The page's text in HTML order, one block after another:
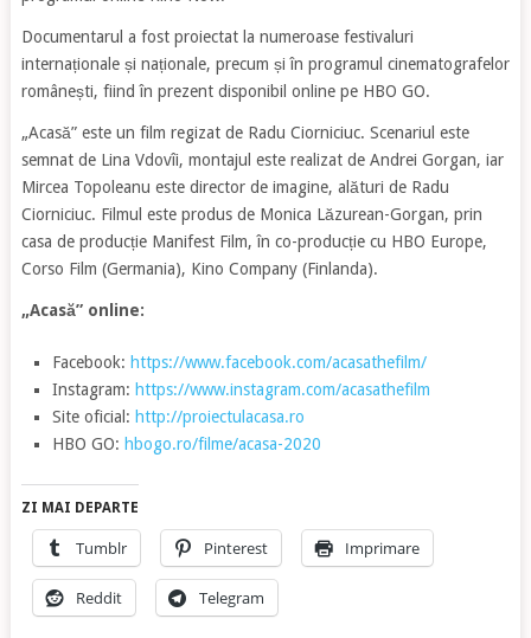
Documentarul a fost proiectat la numeroase festivaluri
internaționale și naționale, precum și în programul cinematografelor
românești, fiind în prezent disponibil online pe HBO GO.
„Acasă” este un film regizat de Radu Ciorniciuc. Scenariul este
semnat de Lina Vdovîi, montajul este realizat de Andrei Gorgan, iar
Mircea Topoleanu este director de imagine, alături de Radu
Ciorniciuc. Filmul este produs de Monica Lăzurean-Gorgan, prin
casa de producție Manifest Film, în co-producție cu HBO Europe,
Corso Film (Germania), Kino Company (Finlanda).
„Acasă” online:
Facebook: https://www.facebook.com/acasathefilm/
Instagram: https://www.instagram.com/acasathefilm
Site oficial: http://proiectulacasa.ro
HBO GO: hbogo.ro/filme/acasa-2020
ZI MAI DEPARTE
Tumblr Pinterest Imprimare
Reddit Telegram